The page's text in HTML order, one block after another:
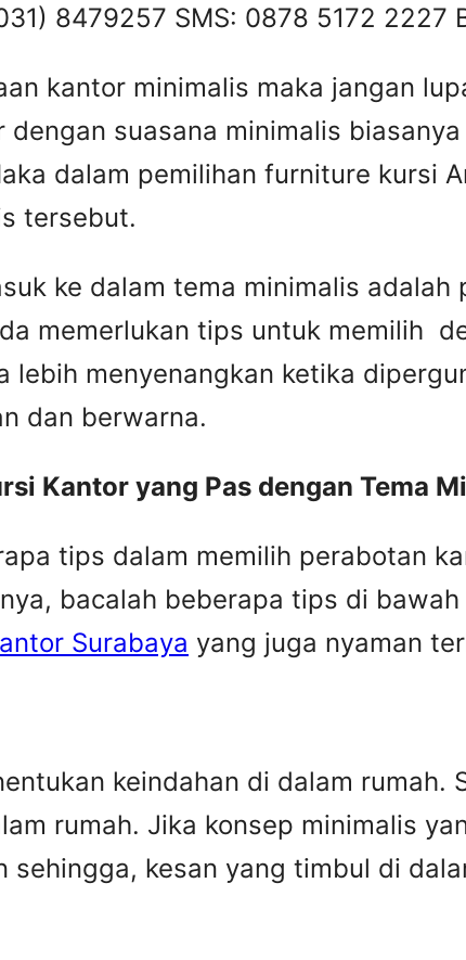
8479257 SMS: 0878 5172 2227
kantor minimalis maka jangan
suasana minimalis
dalam pemilihan furniture kursi
tersebut.
ke dalam tema minimalis adalah
memerlukan tips untuk memilih
lebih menyenangkan ketika
dan berwarna.
Kantor yang Pas dengan Tema
tips dalam memilih perabotan
bacalah beberapa tips di
Surabaya yang juga nyaman
keindahan di dalam rumah.
rumah. Jika konsep minimalis
kesan yang timbul di